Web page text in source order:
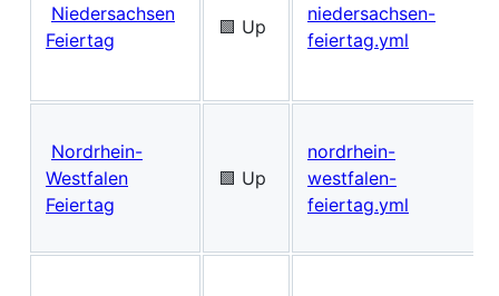
Niedersachsen
Feiertag
🟩 Up
niedersachsen-
feiertag.yml
Nordrhein-
Westfalen
Feiertag
🟩 Up
nordrhein-
westfalen-
feiertag.yml